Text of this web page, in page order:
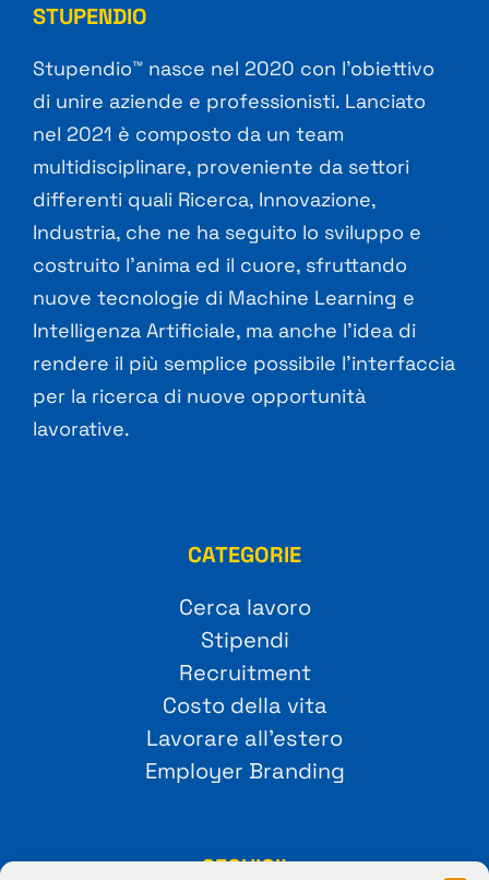
STUPENDIO
Stupendio™ nasce nel 2020 con l’obiettivo
di unire aziende e professionisti. Lanciato
nel 2021 è composto da un team
multidisciplinare, proveniente da settori
differenti quali Ricerca, Innovazione,
Industria, che ne ha seguito lo sviluppo e
costruito l’anima ed il cuore, sfruttando
nuove tecnologie di Machine Learning e
Intelligenza Artificiale, ma anche l’idea di
rendere il più semplice possibile l’interfaccia
per la ricerca di nuove opportunità
lavorative.
CATEGORIE
Cerca lavoro
Stipendi
Recruitment
Costo della vita
Lavorare all’estero
Employer Branding
SEGUICI!